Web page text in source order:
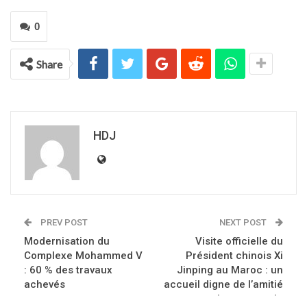
0
Share
HDJ
PREV POST
Modernisation du
Complexe Mohammed V
: 60 % des travaux
achevés
NEXT POST
Visite officielle du
Président chinois Xi
Jinping au Maroc : un
accueil digne de l’amitié